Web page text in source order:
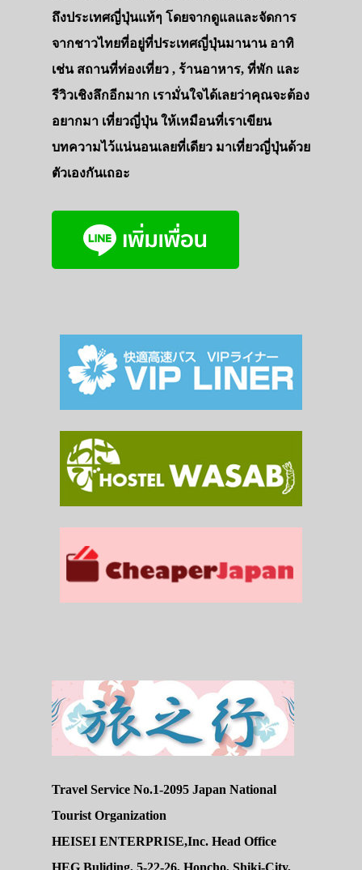
ถึงประเทศญี่ปุ่นแท้ๆ โดยจากดูแลและจัดการ
จากชาวไทยที่อยู่ที่ประเทศญี่ปุ่นมานาน อาทิ
เช่น สถานที่ท่องเที่ยว , ร้านอาหาร, ที่พัก และ
รีวิวเชิงลึกอีกมาก เรามั่นใจได้เลยว่าคุณจะต้อง
อยากมา เที่ยวญี่ปุ่น ให้เหมือนที่เราเขียน
บทความไว้แน่นอนเลยที่เดียว มาเที่ยวญี่ปุ่นด้วย
ตัวเองกันเถอะ
Travel Service No.1-2095 Japan National
Tourist Organization
HEISEI ENTERPRISE,Inc. Head Office
HEG Buliding, 5-22-26, Honcho, Shiki-City,